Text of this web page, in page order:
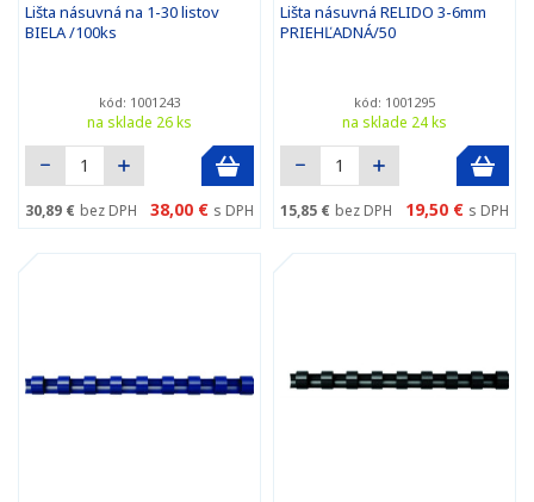
Lišta násuvná na 1-30 listov
BIELA /100ks
kód: 1001243
na sklade 26 ks
30,89 € bez DPH 38,00 € s DPH
Lišta násuvná RELIDO 3-6mm
PRIEHĽADNÁ/50
kód: 1001295
na sklade 24 ks
15,85 € bez DPH 19,50 € s DPH